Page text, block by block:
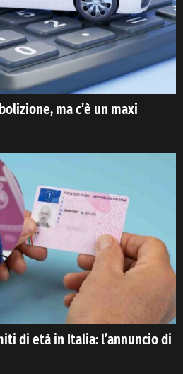
ma c’è un maxi
di età in Italia: l’annuncio di